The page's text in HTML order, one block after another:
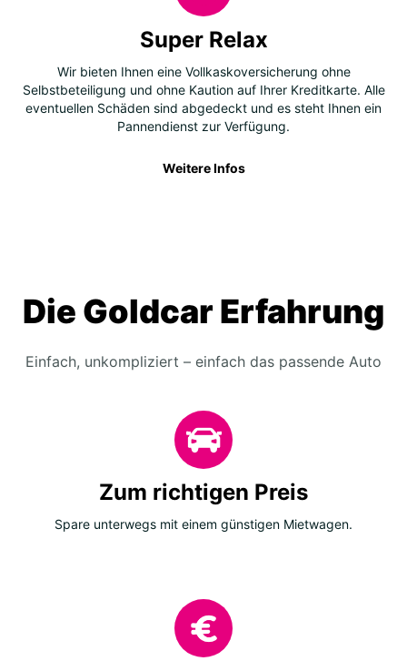
Super Relax
Wir bieten Ihnen eine Vollkaskoversicherung ohne
Selbstbeteiligung und ohne Kaution auf Ihrer Kreditkarte. Alle
eventuellen Schäden sind abgedeckt und es steht Ihnen ein
Pannendienst zur Verfügung.
Weitere Infos
Die Goldcar Erfahrung
Einfach, unkompliziert – einfach das passende Auto
Zum richtigen Preis
Spare unterwegs mit einem günstigen Mietwagen.